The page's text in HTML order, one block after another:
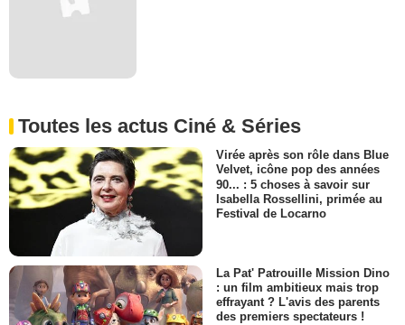
Toutes les actus Ciné & Séries
Virée après son rôle dans Blue
Velvet, icône pop des années
90... : 5 choses à savoir sur
Isabella Rossellini, primée au
Festival de Locarno
La Pat' Patrouille Mission Dino
: un film ambitieux mais trop
effrayant ? L'avis des parents
des premiers spectateurs !